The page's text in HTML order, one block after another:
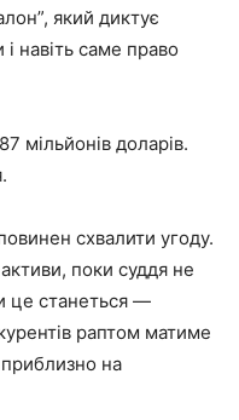
який диктує
навіть саме право
мільйонів доларів.
схвалити угоду.
поки суддя не
це станеться —
раптом матиме
на